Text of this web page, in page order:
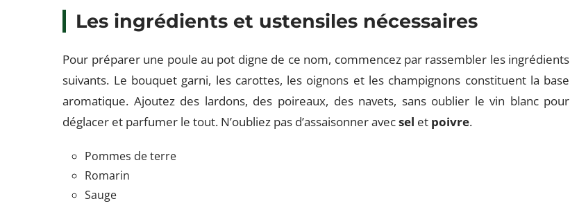
Les ingrédients et ustensiles nécessaires
Pour préparer une poule au pot digne de ce nom, commencez par rassembler les ingrédients
suivants. Le bouquet garni, les carottes, les oignons et les champignons constituent la base
aromatique. Ajoutez des lardons, des poireaux, des navets, sans oublier le vin blanc pour
déglacer et parfumer le tout. N’oubliez pas d’assaisonner avecsel et poivre.
Pommes de terre
Romarin
Sauge